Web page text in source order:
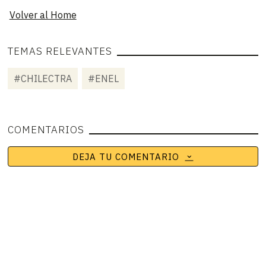
Volver al Home
TEMAS RELEVANTES
#CHILECTRA #ENEL
COMENTARIOS
DEJA TU COMENTARIO